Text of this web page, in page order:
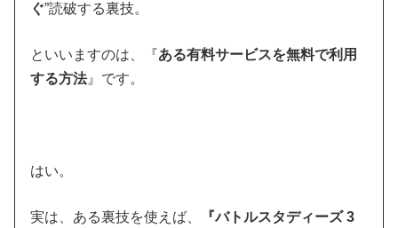
ぐ”読破する裏技。
といいますのは、『ある有料サービスを無料で利用
する方法 』です。
はい。
実は、ある裏技を使えば、
『バトルスタディーズ 3